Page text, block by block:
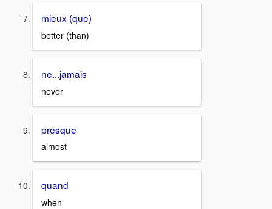
mieux (que)
better (than)
ne...jamais
never
presque
almost
quand
when